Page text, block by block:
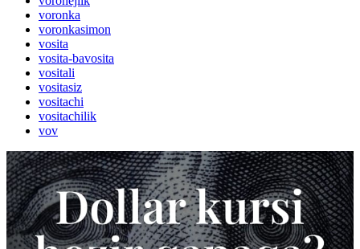
voronka
voronkasimon
vosita
vosita-bavosita
vositali
vositasiz
vositachi
vositachilik
vov